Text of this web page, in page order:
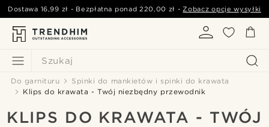
Szukaj
Dostawa 16,99 zł - Bezpłatna ponad220,00 zł -Zobacz opcje wysyłki
Do garnituru
Spinki do mankietów i spinki do krawata
Klips do krawata - Twój niezbędny przewodnik
KLIPS DO KRAWATA - TWÓJ